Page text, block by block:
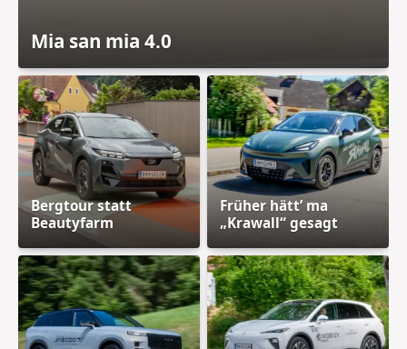
Mia san mia 4.0
Bergtour statt
Beautyfarm
Früher hätt’ ma
„Krawall“ gesagt